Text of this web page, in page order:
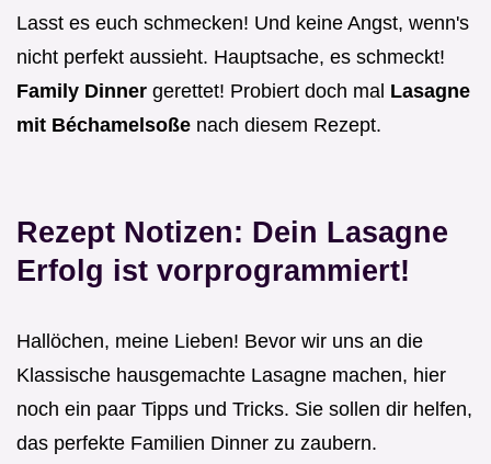
Lasst es euch schmecken! Und keine Angst, wenn's
nicht perfekt aussieht. Hauptsache, es schmeckt!
Family Dinner gerettet! Probiert doch mal Lasagne
mit Béchamelsoße nach diesem Rezept.
Rezept Notizen: Dein Lasagne
Erfolg ist vorprogrammiert!
Hallöchen, meine Lieben! Bevor wir uns an die
Klassische hausgemachte Lasagne machen, hier
noch ein paar Tipps und Tricks. Sie sollen dir helfen,
das perfekte Familien Dinner zu zaubern.